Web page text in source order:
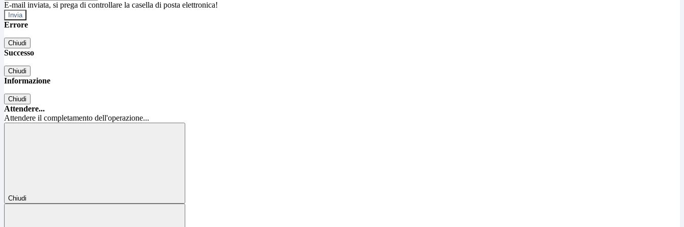
E-mail inviata, si prega di controllare la casella di posta elettronica!
Errore
Chiudi
Successo
Chiudi
Informazione
Chiudi
Attendere...
Attendere il completamento dell'operazione...
Chiudi